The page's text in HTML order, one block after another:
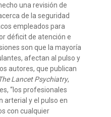
una revisión de
de la seguridad
empleados para
déficit de atención e
son que la mayoría
afectan al pulso y
autores, que publican
Lancet Psychiatry,
“los profesionales
arterial y el pulso en
con cualquier